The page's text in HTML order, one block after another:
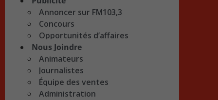
Annoncer sur FM103,3
Concours
Opportunités d’affaires
Nous Joindre
Animateurs
Journalistes
Équipe des ventes
Administration